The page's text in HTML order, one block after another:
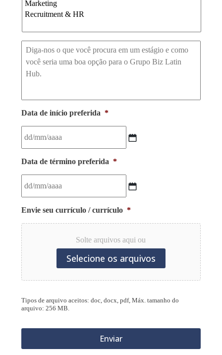
C
m
r
i
o
Data de início preferida *
barra
YYYY
Data de término preferida *
barra
barra
YYYY
Envie seu currículo / currículo *
Solte arquivos aqui ou
Selecione os arquivos
Tipos de arquivo aceitos: doc, docx, pdf, Máx. tamanho do
arquivo: 256 MB.